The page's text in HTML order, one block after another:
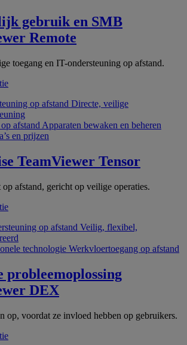
gebruik en SMB
Remote
toegang en IT-ondersteuning op afstand.
op afstand Directe, veilige
afstand Apparaten bewaken en beheren
en prijzen
TeamViewer Tensor
afstand, gericht op veilige operaties.
op afstand Veilig, flexibel,
technologie Werkvloertoegang op afstand
probleemoplossing
DEX
op, voordat ze invloed hebben op gebruikers.